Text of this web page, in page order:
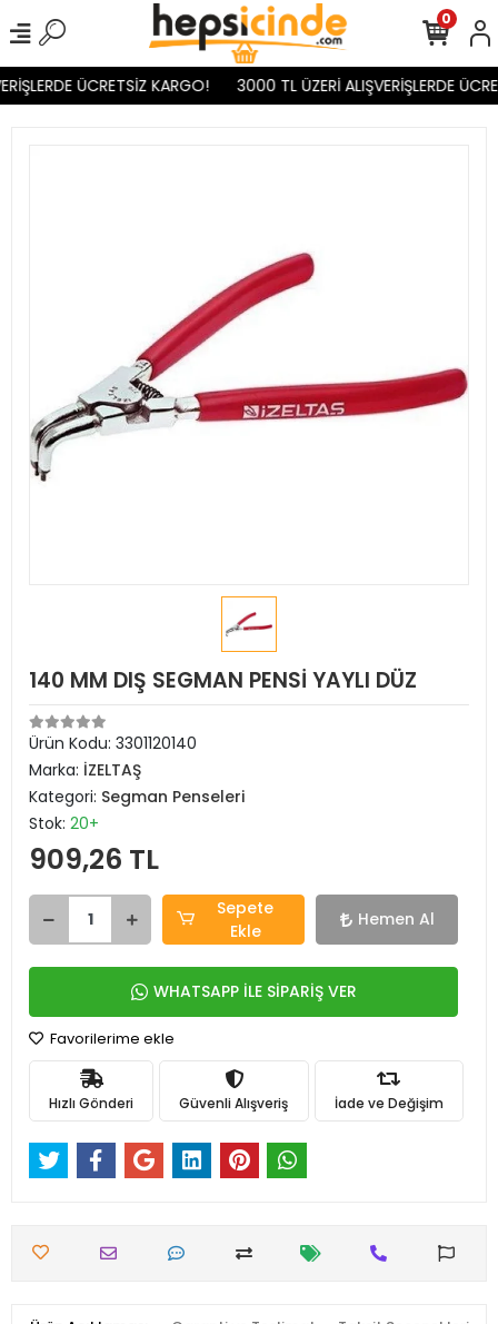
ÜCRETSİZ KARGO! 3000 TL ÜZERİ ALIŞVERİŞLERDE
0
140 MM DIŞ SEGMAN PENSİ YAYLI DÜZ
Ürün Kodu: 3301120140
Marka: İZELTAŞ
Kategori: Segman Penseleri
Stok: 20+
909,26 TL
Sepete
Ekle
Hemen Al
WHATSAPP İLE SİPARİŞ VER
Favorilerime ekle
Hızlı Gönderi Güvenli Alışveriş İade ve Değişim